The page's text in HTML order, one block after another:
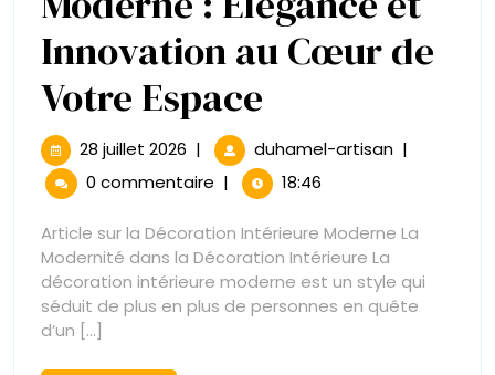
Innovation au Cœur de
Votre Espace
Révolution
de
la
Décoration
Intérieure
28 juillet 2026 28
juillet
| duhamel-artisanLa
Décoration
Moderne
:
|
0 commentaire | 18:46
Article sur la Décoration Intérieure Moderne La
Modernité dans la Décoration Intérieure La
décoration intérieure moderne est un style qui
séduit de plus en plus de personnes en quête
d’un [...]